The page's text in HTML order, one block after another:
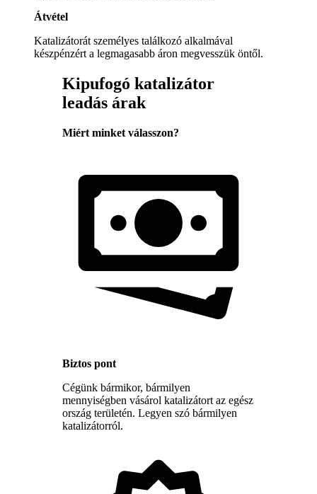
Átvétel
Katalizátorát személyes találkozó alkalmával
készpénzért a legmagasabb áron megvesszük öntől.
Kipufogó katalizátor
leadás árak
Miért minket válasszon?
Biztos pont
Cégünk bármikor, bármilyen
mennyiségben vásárol katalizátort az egész
ország területén. Legyen szó bármilyen
katalizátorról.